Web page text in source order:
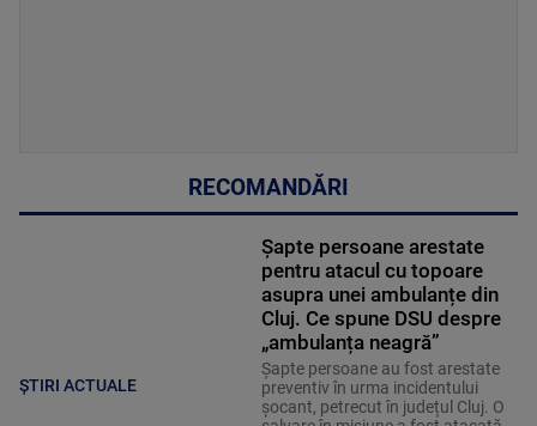
RECOMANDĂRI
ȘTIRI ACTUALE
Șapte persoane arestate
pentru atacul cu topoare
asupra unei ambulanțe din
Cluj. Ce spune DSU despre
„ambulanța neagră”
Șapte persoane au fost arestate
preventiv în urma incidentului
șocant, petrecut în județul Cluj. O